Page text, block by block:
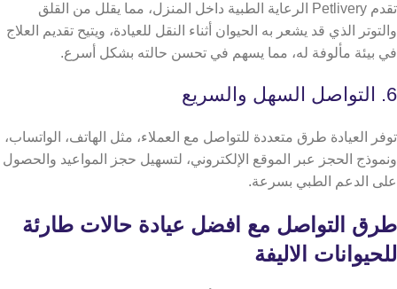
تقدم Petlivery الرعاية الطبية داخل المنزل، مما يقلل من القلق
والتوتر الذي قد يشعر به الحيوان أثناء النقل للعيادة، ويتيح تقديم العلاج
في بيئة مألوفة له، مما يسهم في تحسن حالته بشكل أسرع.
6. التواصل السهل والسريع
توفر العيادة طرق متعددة للتواصل مع العملاء، مثل الهاتف، الواتساب،
ونموذج الحجز عبر الموقع الإلكتروني، لتسهيل حجز المواعيد والحصول
على الدعم الطبي بسرعة.
طرق التواصل مع افضل عيادة حالات طارئة
للحيوانات الاليفة